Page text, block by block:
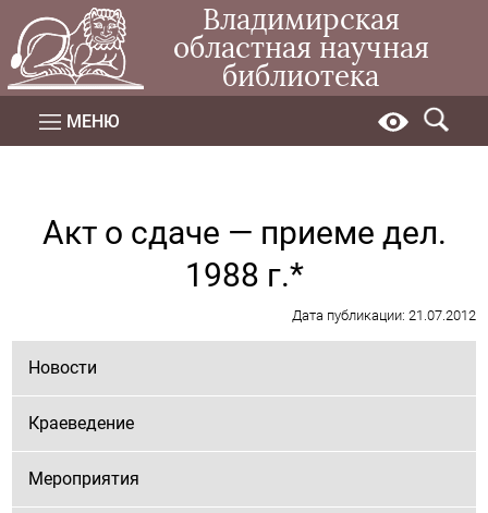
Владимирская
областная научная
библиотека
МЕНЮ
Акт о сдаче — приеме дел.
1988 г.*
Дата публикации: 21.07.2012
Новости
Краеведение
Мероприятия